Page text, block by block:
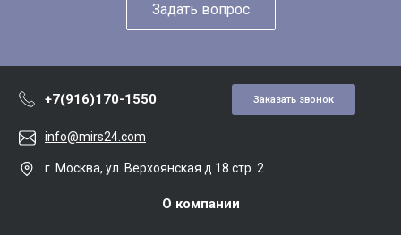
Задать вопрос
+7(916)170-1550 Заказать звонок
info@mirs24.com
г. Москва, ул. Верхоянская д.18 стр. 2
О компании